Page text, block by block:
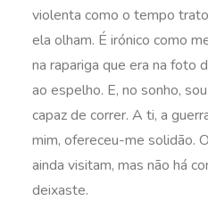
violenta como o tempo
ela olham. É irónico como
na rapariga que era na foto
ao espelho. E, no sonho,
capaz de correr. A ti, a
mim, ofereceu-me solidão.
ainda visitam, mas não há
deixaste.